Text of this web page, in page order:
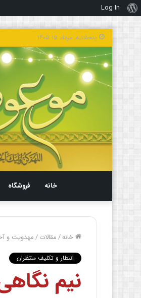
درباره
وردپرس
Log In
پنجشنبه, مرداد ۱۵ ۱۴۰۵
خانه فروشگاه
خانه/مقالات/مهدویت و
انتظار و تکلیف منتظران
نیم